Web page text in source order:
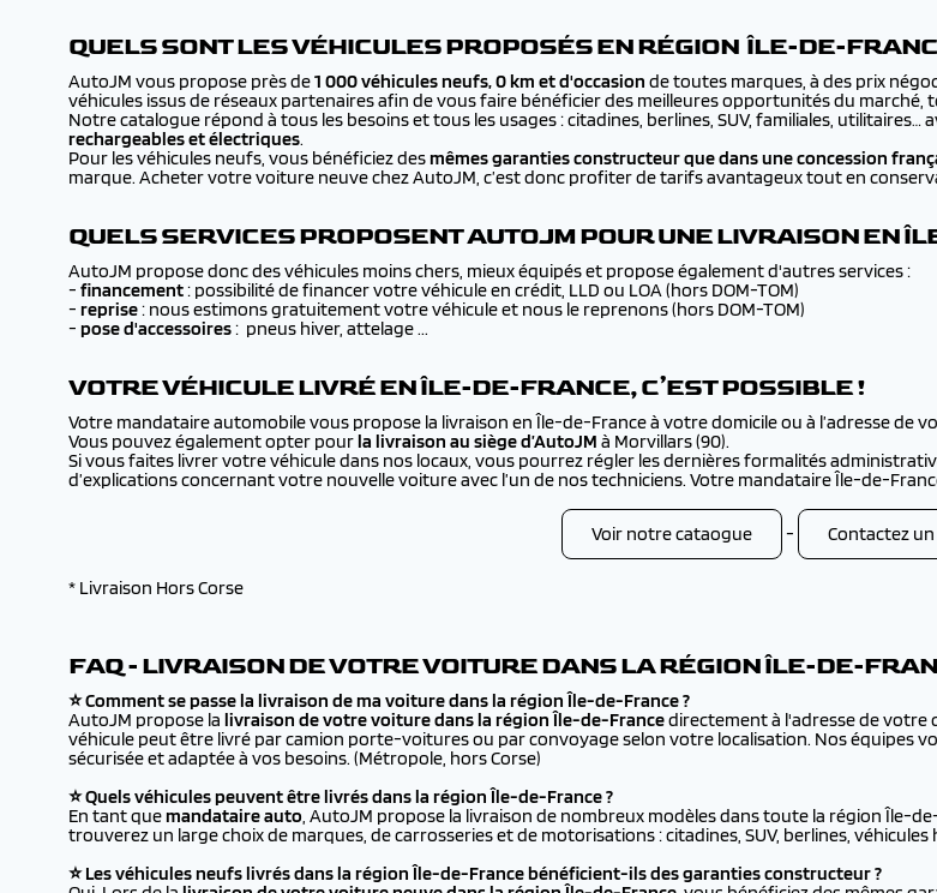
QUELS SONT LES VÉHICULES PROPOSÉS EN RÉGION ÎLE-DE-
AutoJM vous propose près de1 000 véhicules neufs, 0 km et d'occasion de toutes marques, à des prix
véhicules issus de réseaux partenaires afin de vous faire bénéficier des meilleures opportunités du
Notre catalogue répond à tous les besoins et tous les usages : citadines, berlines, SUV, familiales, utilitaires…
rechargeables et électriques.
Pour les véhicules neufs, vous bénéficiez desmêmes garanties constructeur que dans une concession
marque. Acheter votre voiture neuve chez AutoJM, c’est donc profiter de tarifs avantageux tout en
QUELS SERVICES PROPOSENT AUTOJM POUR UNE LIVRAISON EN
AutoJM propose donc des véhicules moins chers, mieux équipés et propose également d'autres services :
- financement: possibilité de financer votre véhicule en crédit, LLD ou LOA (hors DOM-TOM)
- reprise: nous estimons gratuitement votre véhicule et nous le reprenons (hors DOM-TOM)
- pose d'accessoires: pneus hiver, attelage ...
VOTRE VÉHICULE LIVRÉ EN ÎLE-DE-FRANCE, C’EST POSSIBLE !
Votre mandataire automobile vous propose la livraison en Île-de-France à votre domicile ou à l’adresse
Vous pouvez également opter pourla livraison au siège d’AutoJM à Morvillars (90).
Si vous faites livrer votre véhicule dans nos locaux, vous pourrez régler les dernières formalités
d’explications concernant votre nouvelle voiture avec l’un de nos techniciens. Votre mandataire Île-de-
Voir notre cataogue - Contactez
* Livraison Hors Corse
FAQ - LIVRAISON DE VOTRE VOITURE DANS LA RÉGION ÎLE-DE-
⭐ Comment se passe la livraison de ma voiture dans la région Île-de-France ?
AutoJM propose la livraison de votre voiture dans la région Île-de-Francedirectement à l'adresse de votre
véhicule peut être livré par camion porte-voitures ou par convoyage selon votre localisation. Nos équipes
sécurisée et adaptée à vos besoins. (Métropole, hors Corse)
⭐ Quels véhicules peuvent être livrés dans la région Île-de-France ?
En tant quemandataire auto, AutoJM propose la livraison de nombreux modèles dans toute la région Île-
trouverez un large choix de marques, de carrosseries et de motorisations : citadines, SUV, berlines,
⭐ Les véhicules neufs livrés dans la région Île-de-France bénéficient-ils des garanties constructeur ?